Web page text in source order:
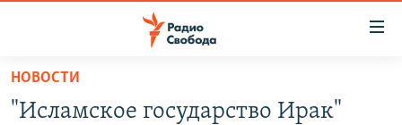
упрощенного
доступа
ПРОГРАММЫ
НОВОСТИ
"Исламское государство Ирак"